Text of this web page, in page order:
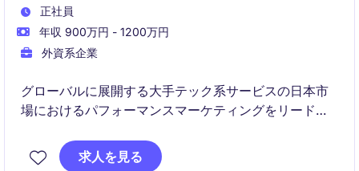
正社員
年収 900万円 - 1200万円
外資系企業
グローバルに展開する大手テック系サービスの日本市
場におけるパフォーマンスマーケティングをリードし
ユーザー獲得施策を中心に、データ分析・最適化を通
求人を見る